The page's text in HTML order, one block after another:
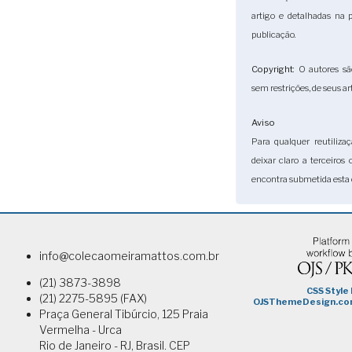
artigo e detalhadas na
publicação.
Copyright: O autores
sem restrições, de seus
Aviso
Para qualquer
deixar claro a terceiros
encontra submetida esta
info@colecaomeiramattos.com.br
(21) 3873-3898
(21) 2275-5895 (FAX)
Praça General Tibúrcio, 125 Praia
Vermelha - Urca
Rio de Janeiro - RJ, Brasil. CEP